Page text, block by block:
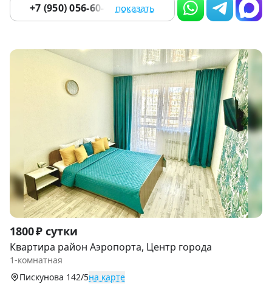
+7 (950) 056-60-06 показать
Item
1
of
1800 ₽ сутки
Квартира район Аэропорта, Центр города
1-комнатная
Пискунова 142/5на карте